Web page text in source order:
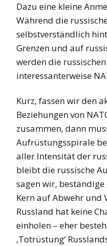
Dazu eine kleine
Während die
selbstverständlich
Grenzen und auf
werden die
interessanterweise
Kurz, fassen wir den
Beziehungen von
zusammen, dann
Aufrüstungsspirale
aller Intensität der
bleibt die russische
sagen wir, beständige
Kern auf Abwehr und
Russland hat keine
einholen – eher
‚Totrüstung‘